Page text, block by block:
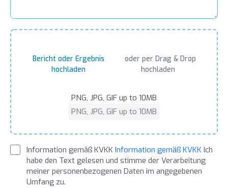
Bericht oder Ergebnis
hochladen
oder per Drag & Drop
hochladen
PNG, JPG, GIF up to 10MB
PNG, JPG, GIF up to 10MB
Information gemäß KVKK Information gemäß KVKK Ich
habe den Text gelesen und stimme der Verarbeitung
meiner personenbezogenen Daten im angegebenen
Umfang zu.